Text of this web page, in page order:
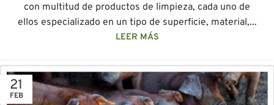
con multitud de productos de limpieza, cada uno de
ellos especializado en un tipo de superficie, material,...
LEER MÁS
21
FEB